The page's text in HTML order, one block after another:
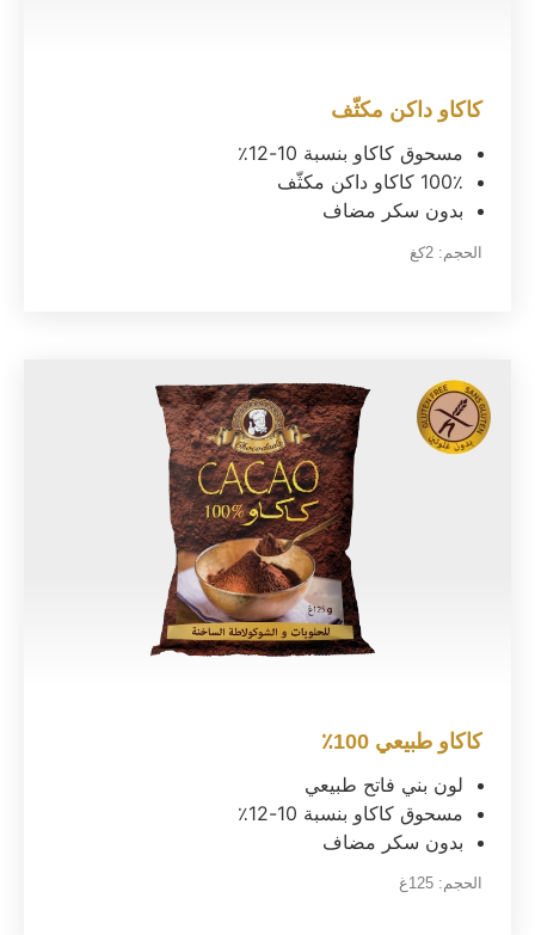
كاكاو داكن مكثّف
مسحوق كاكاو بنسبة 10-12٪
100٪ كاكاو داكن مكثّف
بدون سكر مضاف
الحجم: 2كغ
كاكاو طبيعي 100٪
لون بني فاتح طبيعي
مسحوق كاكاو بنسبة 10-12٪
بدون سكر مضاف
الحجم: 125غ